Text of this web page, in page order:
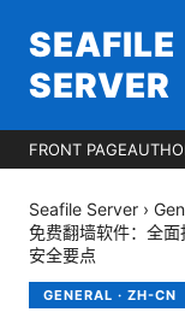
SEAFILE
SERVER
FRONT PAGE
Seafile Server ›
免费翻墙软件：全
安全要点
GENERAL · ZH-CN